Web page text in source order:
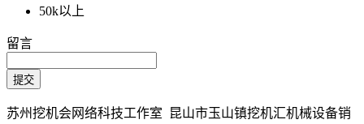
50k以上
留言
苏州挖机会网络科技工作室 昆山市玉山镇挖机汇机械设备销